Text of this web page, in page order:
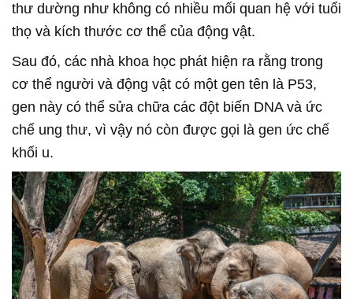
thư dường như không có nhiều mối quan hệ với tuổi
thọ và kích thước cơ thể của động vật.
Sau đó, các nhà khoa học phát hiện ra rằng trong
cơ thể người và động vật có một gen tên là P53,
gen này có thể sửa chữa các đột biến DNA và ức
chế ung thư, vì vậy nó còn được gọi là gen ức chế
khối u.